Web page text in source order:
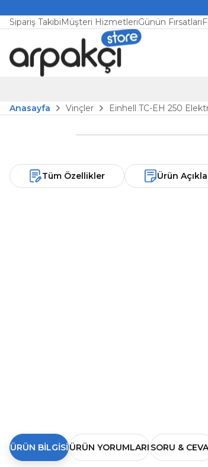
Sipariş TakibiMüşteri HizmetleriGünün Fırsatları
Anasayfa
Vinçler Einhell TC-EH 250
Tüm Özellikler Ürün
ÜRÜN BILGISI ÜRÜN YORUMLARISORU &